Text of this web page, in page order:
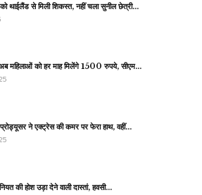
को थाईलैंड से मिली शिकस्त, नहीं चला सुनील छेत्री…
महिलाओं को हर माह मिलेंगे 1500 रुपये, सीएम…
प्रोड्यूसर ने एक्ट्रेस की कमर पर फेरा हाथ, वहीं…
की होश उड़ा देने वाली दास्तां, हवसी…